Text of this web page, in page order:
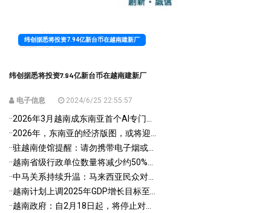
纬创据悉将投资7.94亿新台币在越南建新厂
纬创据悉将投资7.94亿新台币在越南建新厂
电子信息 2024/6/25 22:55:57
··2026年3月越南成东南亚首个AI专门...
··2026年，东南亚的经济版图，或将迎...
··驻越南使馆提醒：请勿携带电子烟或...
··越南省级行政单位数量将减少约50%...
··中马关系持续升温：马来西亚民众对...
··越南计划上调2025年GDP增长目标至...
··越南政府：自2月18日起，将停止对...